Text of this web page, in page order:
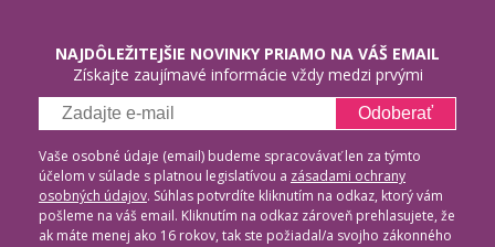
NAJDÔLEŽITEJŠIE NOVINKY PRIAMO NA VÁŠ EMAIL
Získajte zaujímavé informácie vždy medzi prvými
Odoberať
Vaše osobné údaje (email) budeme spracovávať len za týmto
účelom v súlade s platnou legislatívou a zásadami ochrany
osobných údajov. Súhlas potvrdíte kliknutím na odkaz, ktorý vám
pošleme na váš email. Kliknutím na odkaz zároveň prehlasujete, že
ak máte menej ako 16 rokov, tak ste požiadal/a svojho zákonného